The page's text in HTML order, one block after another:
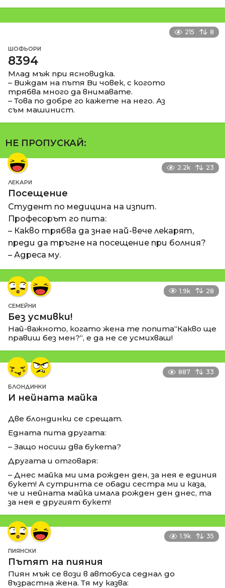
215 8
ШОФЬОРИ
8394
Млад мъж при ясновидка.
– Виждам на пътя Ви човек, с когото
трябва много да внимавате.
– Това по добре го кажете на него. Аз
съм машинист.
НЕ ПРОПУСКАЙ:
2.2k 23
ЛЕКАРИ
Посещение
Студент по медицина на изпит.
Професорът го пита:
– Какво трябва да знае най-вече лекарят,
преди да тръгне на посещение при болния?
– Адреса му.
1.9k 28
СЕМЕЙНИ
Без усмивки!
Най-важното, когато жена те попита“Какво ще
правиш без мен?“, е да не се усмихваш!
887 33
БЛОНДИНКИ
И нейната майка
Две блондинки се срещат.
Едната пита другата:
– Защо носиш два букета?
Другата и отговаря:
– Днес майка ми има рожден ден, за нея е единия
букет! А сутринта се обади сестра ми и каза,
че и нейната майка имала рожден ден днес, та
за нея е другият букет!
1.9k 35
ПИЯНСКИ
Пътят на пияния
Пиян мъж се вози в автобуса седнал до
възрастна жена. Тя му казва: